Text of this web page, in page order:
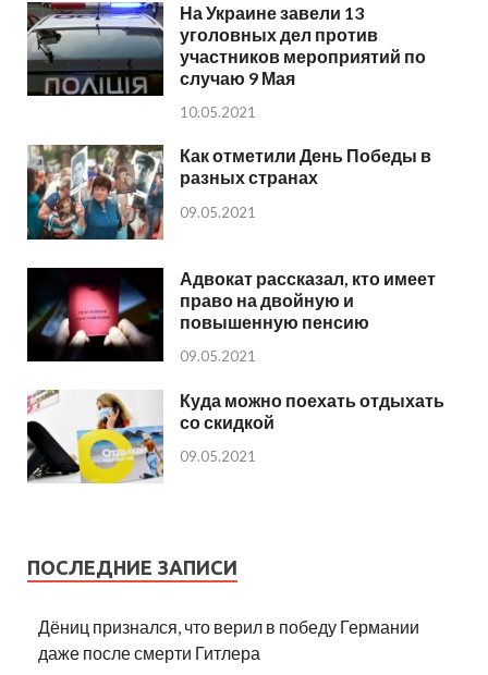
На Украине завели 13
уголовных дел против
участников мероприятий по
случаю 9 Мая
10.05.2021
Как отметили День Победы в
разных странах
09.05.2021
Адвокат рассказал, кто имеет
право на двойную и
повышенную пенсию
09.05.2021
Куда можно поехать отдыхать
со скидкой
09.05.2021
ПОСЛЕДНИЕ ЗАПИСИ
Дёниц признался, что верил в победу Германии
даже после смерти Гитлера